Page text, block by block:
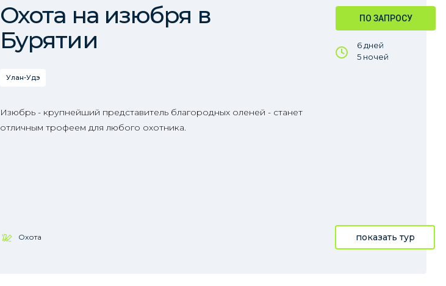
ПО ЗАПРОСУ
6 дней
5 ночей
Охота на изюбря в
Бурятии
Улан-Удэ
Изюбрь - крупнейший представитель благородных оленей - станет
отличным трофеем для любого охотника.
Охота показать тур